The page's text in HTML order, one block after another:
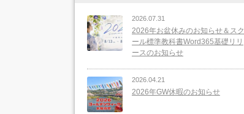
2026.07.31
2026年お盆休みのお知らせ＆スク
ール標準教科書Word365基礎リリ
ースのお知らせ
2026.04.21
2026年GW休暇のお知らせ